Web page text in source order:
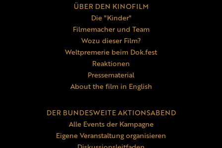
ÜBER DEN KINOFILM
Die "Kinder"
Filmemacher und Team
Wozu dieser Film?
Weltpremerie beim Dok.fest
Reaktionen
Pressematerial
About the film in English
DER BUNDESWEITE AKTIONSABEND
Alle Events der Kampagne
Eigene Veranstaltung organisieren